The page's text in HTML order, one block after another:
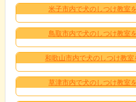
米子市内で犬のしつけ教室
鳥取市内で犬のしつけ教室
和歌山市内で犬のしつけ教室
草津市内で犬のしつけ教室